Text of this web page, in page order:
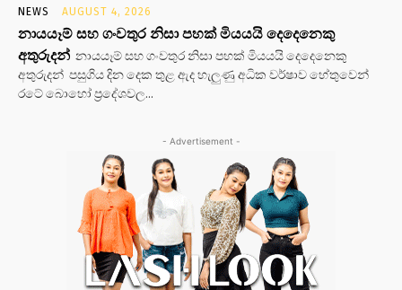
NEWS AUGUST 4, 2026
නායයෑම් සහ ගංවතුර නිසා පහක් මියයයි දෙදෙනෙකු
අතුරුදන් නායයෑම් සහ ගංවතුර නිසා පහක් මියයයි දෙදෙනෙකු
අතුරුදන් පසුගිය දින දෙක තුළ ඇද හැලුණු අධික වර්ෂාව හේතුවෙන්
රටේ බොහෝ ප්‍රදේශවල...
- Advertisement -